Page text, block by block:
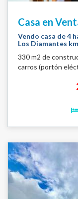
Casa en
Vendo casa de 4
Los Diamantes
330 m2 de
carros (portón